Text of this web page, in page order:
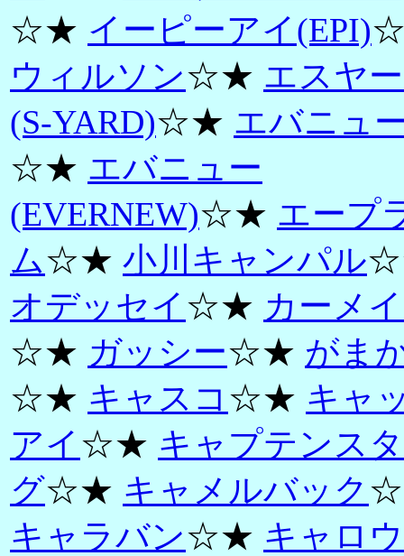
☆★ イーピーアイ(EPI)
ウィルソン☆★ エスヤ
(S-YARD)☆★ エバニュ
☆★ エバニュー
(EVERNEW)☆★ エープ
ム☆★ 小川キャンパル
オデッセイ ☆★ カーメ
☆★ ガッシー☆★ がま
☆★ キャスコ ☆★ キャ
アイ ☆★ キャプテンス
グ☆★ キャメルバック
キャラバン☆★ キャロ